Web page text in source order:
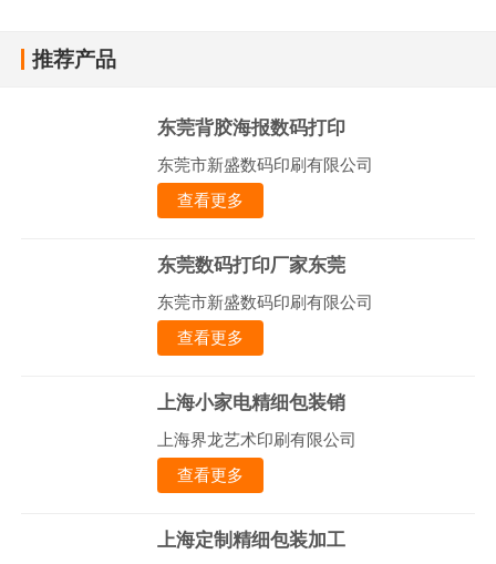
推荐产品
东莞背胶海报数码打印
东莞市新盛数码印刷有限公司
查看更多
东莞数码打印厂家东莞
东莞市新盛数码印刷有限公司
查看更多
上海小家电精细包装销
上海界龙艺术印刷有限公司
查看更多
上海定制精细包装加工